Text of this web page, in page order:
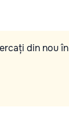
din nou în